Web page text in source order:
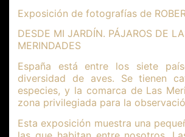
Exposición de fotografías de
DESDE MI JARDÍN. PÁJAROS DE
MERINDADES
España está entre los siete
diversidad de aves. Se tienen
especies, y la comarca de Las
zona privilegiada para la
Esta exposición muestra una